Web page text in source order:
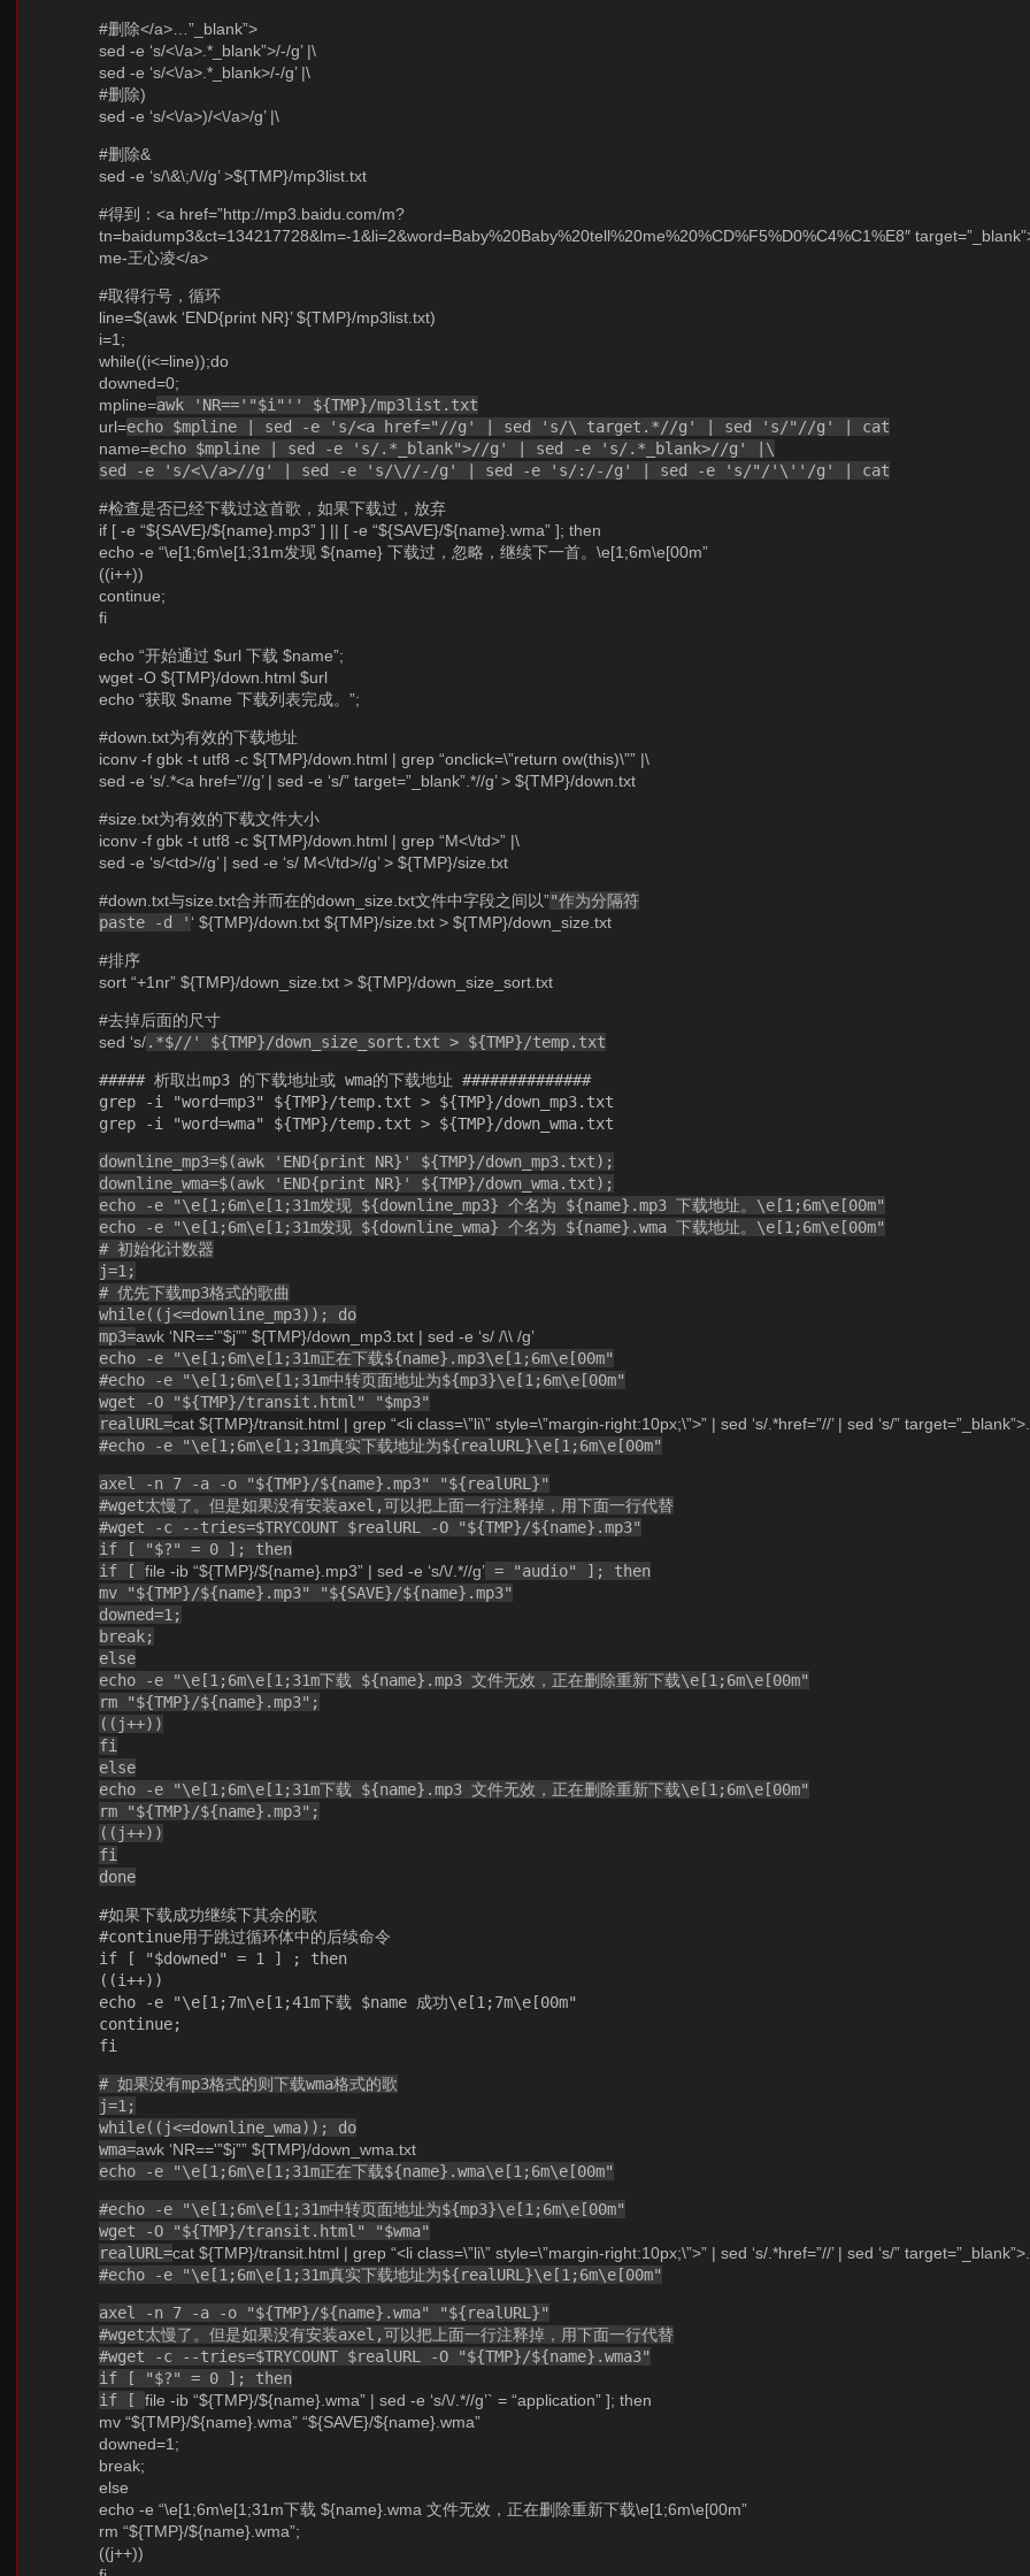
#删除</a>…”_blank”>
sed -e ‘s/<\/a>.*_blank”>/-/g’ |\
sed -e ‘s/<\/a>.*_blank>/-/g’ |\
#删除)
sed -e ‘s/<\/a>)/<\/a>/g’ |\
#删除&
sed -e ‘s/\&\;/\//g’ >${TMP}/mp3list.txt
#得到：<a href=”http://mp3.baidu.com/m?
tn=baidump3&ct=134217728&lm=-1&li=2&word=Baby%20Baby%20tell%20me%20%CD%F5%D0%C4%C1%E8″
me-王心凌</a>
#取得行号，循环
line=$(awk ‘END{print NR}’ ${TMP}/mp3list.txt)
i=1;
while((i<=line));do
downed=0;
mpline=awk 'NR=='"$i"'' ${TMP}/mp3list.txt
url=echo $mpline | sed -e 's/<a href="//g' | sed 's/\ target.*//g' | sed 's/"//g' | cat
name=echo $mpline | sed -e 's/.*_blank">//g' | sed -e 's/.*_blank>//g' |\
sed -e 's/<\/a>//g' | sed -e 's/\//-/g' | sed -e 's/:/-/g' | sed -e 's/"/'\''/g' | cat
#检查是否已经下载过这首歌，如果下载过，放弃
if [ -e “${SAVE}/${name}.mp3” ] || [ -e “${SAVE}/${name}.wma” ]; then
echo -e “\e[1;6m\e[1;31m发现 ${name} 下载过，忽略，继续下一首。\e[1;6m\e[00m”
((i++))
continue;
fi
echo “开始通过 $url 下载 $name”;
wget -O ${TMP}/down.html $url
echo “获取 $name 下载列表完成。”;
#down.txt为有效的下载地址
iconv -f gbk -t utf8 -c ${TMP}/down.html | grep “onclick=\”return ow(this)\”” |\
sed -e ‘s/.*<a href=”//g’ | sed -e ‘s/” target=”_blank”.*//g’ > ${TMP}/down.txt
#size.txt为有效的下载文件大小
iconv -f gbk -t utf8 -c ${TMP}/down.html | grep “M<\/td>” |\
sed -e ‘s/<td>//g’ | sed -e ‘s/ M<\/td>//g’ > ${TMP}/size.txt
#down.txt与size.txt合并而在的down_size.txt文件中字段之间以”"作为分隔符
paste -d ' ‘ ${TMP}/down.txt ${TMP}/size.txt > ${TMP}/down_size.txt
#排序
sort “+1nr” ${TMP}/down_size.txt > ${TMP}/down_size_sort.txt
#去掉后面的尺寸
sed ‘s/.*$//' ${TMP}/down_size_sort.txt > ${TMP}/temp.txt
##### 析取出mp3 的下载地址或 wma的下载地址 ##############
grep -i "word=mp3" ${TMP}/temp.txt > ${TMP}/down_mp3.txt
grep -i "word=wma" ${TMP}/temp.txt > ${TMP}/down_wma.txt
downline_mp3=$(awk 'END{print NR}' ${TMP}/down_mp3.txt);
downline_wma=$(awk 'END{print NR}' ${TMP}/down_wma.txt);
echo -e "\e[1;6m\e[1;31m发现 ${downline_mp3} 个名为 ${name}.mp3 下载地址。\e[1;6m\e[00m"
echo -e "\e[1;6m\e[1;31m发现 ${downline_wma} 个名为 ${name}.wma 下载地址。\e[1;6m\e[00m"
# 初始化计数器
j=1;
# 优先下载mp3格式的歌曲
while((j<=downline_mp3)); do
mp3=awk ‘NR=='”$j”” ${TMP}/down_mp3.txt | sed -e ‘s/ /\\ /g’
echo -e "\e[1;6m\e[1;31m正在下载${name}.mp3\e[1;6m\e[00m"
#echo -e "\e[1;6m\e[1;31m中转页面地址为${mp3}\e[1;6m\e[00m"
wget -O "${TMP}/transit.html" "$mp3"
realURL=cat ${TMP}/transit.html | grep “<li class=\”li\” style=\”margin-right:10px;\”>” | sed ‘s/.*href=”//’ | sed ‘s/”
#echo -e "\e[1;6m\e[1;31m真实下载地址为${realURL}\e[1;6m\e[00m"
axel -n 7 -a -o "${TMP}/${name}.mp3" "${realURL}"
#wget太慢了。但是如果没有安装axel,可以把上面一行注释掉，用下面一行代替
#wget -c --tries=$TRYCOUNT $realURL -O "${TMP}/${name}.mp3"
if [ "$?" = 0 ]; then
if [ file -ib “${TMP}/${name}.mp3” | sed -e ‘s/\/.*//g’= "audio" ]; then
mv "${TMP}/${name}.mp3" "${SAVE}/${name}.mp3"
downed=1;
break;
else
echo -e "\e[1;6m\e[1;31m下载 ${name}.mp3 文件无效，正在删除重新下载\e[1;6m\e[00m"
rm "${TMP}/${name}.mp3";
((j++))
fi
else
echo -e "\e[1;6m\e[1;31m下载 ${name}.mp3 文件无效，正在删除重新下载\e[1;6m\e[00m"
rm "${TMP}/${name}.mp3";
((j++))
fi
done
#如果下载成功继续下其余的歌
#continue用于跳过循环体中的后续命令
if [ "$downed" = 1 ] ; then
((i++))
echo -e "\e[1;7m\e[1;41m下载 $name 成功\e[1;7m\e[00m"
continue;
fi
# 如果没有mp3格式的则下载wma格式的歌
j=1;
while((j<=downline_wma)); do
wma=awk ‘NR=='”$j”” ${TMP}/down_wma.txt
echo -e "\e[1;6m\e[1;31m正在下载${name}.wma\e[1;6m\e[00m"
#echo -e "\e[1;6m\e[1;31m中转页面地址为${mp3}\e[1;6m\e[00m"
wget -O "${TMP}/transit.html" "$wma"
realURL=cat ${TMP}/transit.html | grep “<li class=\”li\” style=\”margin-right:10px;\”>” | sed ‘s/.*href=”//’ | sed ‘s/”
#echo -e "\e[1;6m\e[1;31m真实下载地址为${realURL}\e[1;6m\e[00m"
axel -n 7 -a -o "${TMP}/${name}.wma" "${realURL}"
#wget太慢了。但是如果没有安装axel,可以把上面一行注释掉，用下面一行代替
#wget -c --tries=$TRYCOUNT $realURL -O "${TMP}/${name}.wma3"
if [ "$?" = 0 ]; then
if [ file -ib “${TMP}/${name}.wma” | sed -e ‘s/\/.*//g’` = “application” ]; then
mv “${TMP}/${name}.wma” “${SAVE}/${name}.wma”
downed=1;
break;
else
echo -e “\e[1;6m\e[1;31m下载 ${name}.wma 文件无效，正在删除重新下载\e[1;6m\e[00m”
rm “${TMP}/${name}.wma”;
((j++))